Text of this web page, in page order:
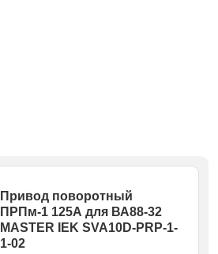
Привод поворотный
ПРПм-1 125А для ВА88-32
MASTER IEK SVA10D-PRP-1-
1-02